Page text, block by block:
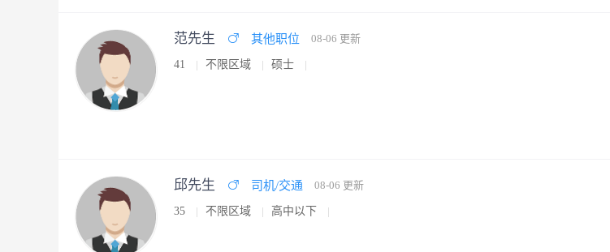
范先生 其他职位 08-06 更新
41 不限区域 硕士
邱先生 司机/交通 08-06 更新
35 不限区域 高中以下